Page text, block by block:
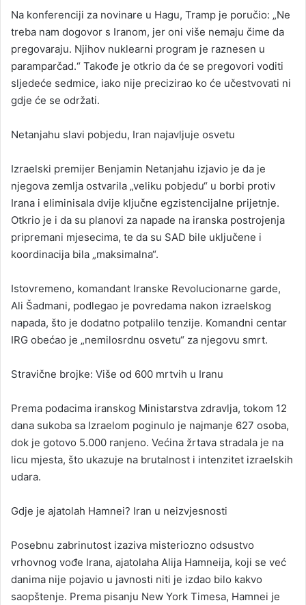
Na konferenciji za novinare u Hagu, Tramp je poručio: „Ne
treba nam dogovor s Iranom, jer oni više nemaju čime da
pregovaraju. Njihov nuklearni program je raznesen u
paramparčad.“ Takođe je otkrio da će se pregovori voditi
sljedeće sedmice, iako nije precizirao ko će učestvovati ni
gdje će se održati.
Netanjahu slavi pobjedu, Iran najavljuje osvetu
Izraelski premijer Benjamin Netanjahu izjavio je da je
njegova zemlja ostvarila „veliku pobjedu“ u borbi protiv
Irana i eliminisala dvije ključne egzistencijalne prijetnje.
Otkrio je i da su planovi za napade na iranska postrojenja
pripremani mjesecima, te da su SAD bile uključene i
koordinacija bila „maksimalna“.
Istovremeno, komandant Iranske Revolucionarne garde,
Ali Šadmani, podlegao je povredama nakon izraelskog
napada, što je dodatno potpalilo tenzije. Komandni centar
IRG obećao je „nemilosrdnu osvetu“ za njegovu smrt.
Stravične brojke: Više od 600 mrtvih u Iranu
Prema podacima iranskog Ministarstva zdravlja, tokom 12
dana sukoba sa Izraelom poginulo je najmanje 627 osoba,
dok je gotovo 5.000 ranjeno. Većina žrtava stradala je na
licu mjesta, što ukazuje na brutalnost i intenzitet izraelskih
udara.
Gdje je ajatolah Hamnei? Iran u neizvjesnosti
Posebnu zabrinutost izaziva misteriozno odsustvo
vrhovnog vođe Irana, ajatolaha Alija Hamneija, koji se već
danima nije pojavio u javnosti niti je izdao bilo kakvo
saopštenje. Prema pisanju New York Timesa, Hamnei je